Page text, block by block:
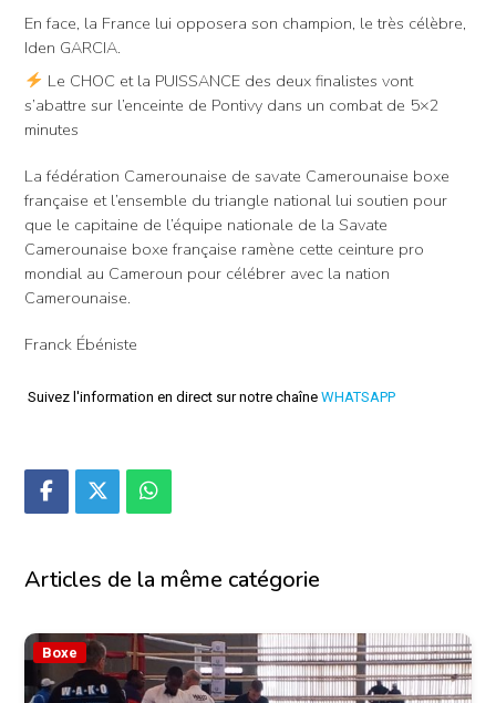
En face, la France lui opposera son champion, le très célèbre,
Iden GARCIA.
Le CHOC et la PUISSANCE des deux finalistes vont
s’abattre sur l’enceinte de Pontivy dans un combat de 5×2
minutes
La fédération Camerounaise de savate Camerounaise boxe
française et l’ensemble du triangle national lui soutien pour
que le capitaine de l’équipe nationale de la Savate
Camerounaise boxe française ramène cette ceinture pro
mondial au Cameroun pour célébrer avec la nation
Camerounaise.
Franck Ébéniste
Suivez l'information en direct sur notre chaîne WHATSAPP
Articles de la même catégorie
Boxe